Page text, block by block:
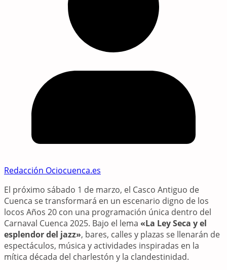
Redacción Ociocuenca.es
El próximo sábado 1 de marzo, el Casco Antiguo de
Cuenca se transformará en un escenario digno de los
locos Años 20 con una programación única dentro del
Carnaval Cuenca 2025. Bajo el lema «La Ley Seca y el
esplendor del jazz», bares, calles y plazas se llenarán de
espectáculos, música y actividades inspiradas en la
mítica década del charlestón y la clandestinidad.